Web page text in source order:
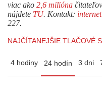
viac ako 2,6 milióna
nájdete TU. Kontakt:
227.
NAJČÍTANEJŠIE TLAČOVÉ
4 hodiny 24 hodín 3 dni